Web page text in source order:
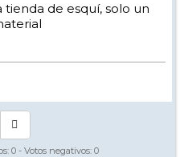
tienda de esquí, solo un
0 - Votos negativos: 0